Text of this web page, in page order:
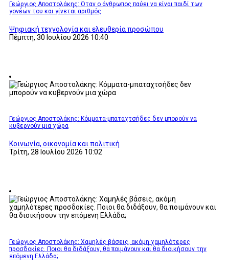
Γεώργιος Αποστολάκης: Όταν ο άνθρωπος παύει να είναι παιδί των
γονέων του και γίνεται αριθμός
Ψηφιακή τεχνολογία και ελευθερία προσώπου
Πέμπτη, 30 Ιουλίου 2026 10:40
Γεώργιος Αποστολάκης: Κόμματα-μπαταχτσήδες δεν μπορούν να
κυβερνούν μια χώρα
Κοινωνία, οικονομία και πολιτική
Τρίτη, 28 Ιουλίου 2026 10:02
Γεώργιος Αποστολάκης: Χαμηλές βάσεις, ακόμη χαμηλότερες
προσδοκίες. Ποιοι θα διδάξουν, θα ποιμάνουν και θα διοικήσουν την
επόμενη Ελλάδα;